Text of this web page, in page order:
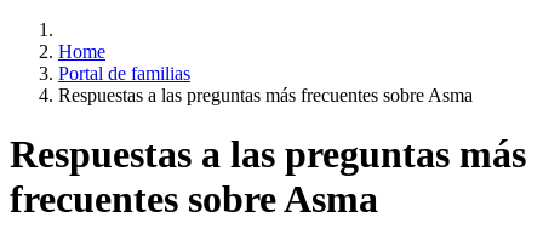
Home
Portal de familias
Respuestas a las preguntas más frecuentes sobre Asma
Respuestas a las preguntas más
frecuentes sobre Asma